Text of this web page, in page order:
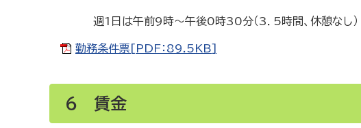
週1日は午前9時～午後0時30分（3．5時間、休憩なし）
勤務条件票[PDF：89.5KB]
6 賃金